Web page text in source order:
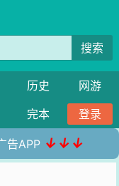
搜索
历史
网游
完本 登录
告APP ↓↓↓